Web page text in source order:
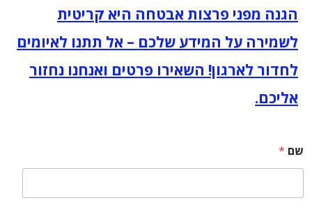
הגנה מפני פרצות אבטחה היא קריטית
לשמירה על המידע שלכם – אל תתנו לאיומים
לחדור לארגון! השאירו פרטים ואנחנו נחזור
אליכם.
שם *